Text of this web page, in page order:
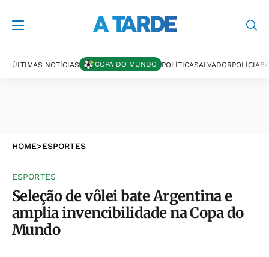
ÚLTIMAS NOTÍCIAS COPA DO MUNDO POLÍTICASALVADORPOLÍCIA
HOME>ESPORTES
ESPORTES
Seleção de vôlei bate Argentina e
amplia invencibilidade na Copa do
Mundo